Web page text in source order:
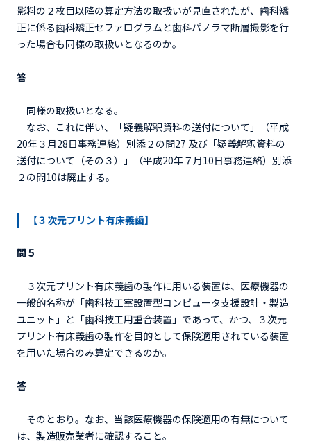
影料の２枚目以降の算定方法の取扱いが見直されたが、歯科矯
正に係る歯科矯正セファログラムと歯科パノラマ断層撮影を行
った場合も同様の取扱いとなるのか。
答
同様の取扱いとなる。
なお、これに伴い、「疑義解釈資料の送付について」（平成
20年３月28日事務連絡）別添２の問27 及び「疑義解釈資料の
送付について（その３）」（平成20年７月10日事務連絡）別添
２の問10は廃止する。
【３次元プリント有床義歯】
問５
３次元プリント有床義歯の製作に用いる装置は、医療機器の
一般的名称が「歯科技工室設置型コンピュータ支援設計・製造
ユニット」と「歯科技工用重合装置」であって、かつ、３次元
プリント有床義歯の製作を目的として保険適用されている装置
を用いた場合のみ算定できるのか。
答
そのとおり。なお、当該医療機器の保険適用の有無について
は、製造販売業者に確認すること。